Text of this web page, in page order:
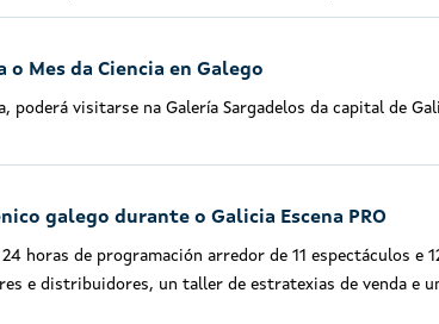
Mes da Ciencia en Galego
poderá visitarse na Galería Sargadelos da capital de
galego durante o Galicia Escena PRO
horas de programación arredor de 11 espectáculos e
e distribuidores, un taller de estratexias de venda e